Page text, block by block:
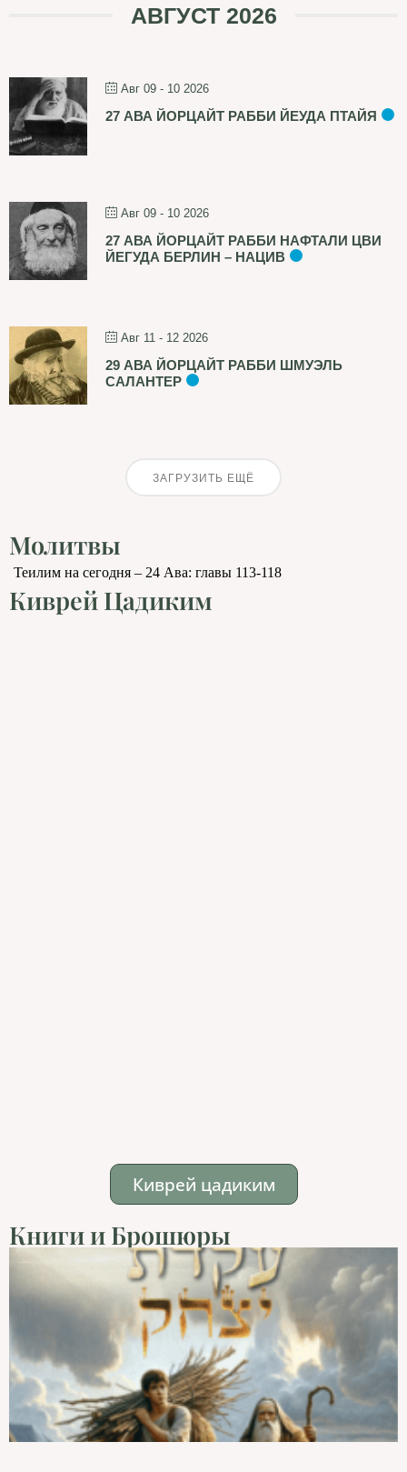
АВГУСТ 2026
Авг 09 - 10 2026
27 АВА ЙОРЦАЙТ РАББИ ЙЕУДА ПТАЙЯ
Авг 09 - 10 2026
27 АВА ЙОРЦАЙТ РАББИ НАФТАЛИ ЦВИ
ЙЕГУДА БЕРЛИН – НАЦИВ
Авг 11 - 12 2026
29 АВА ЙОРЦАЙТ РАББИ ШМУЭЛЬ
САЛАНТЕР
ЗАГРУЗИТЬ ЕЩЁ
Молитвы
Теилим на сегодня – 24 Ава: главы 113-118
Киврей Цадиким
Киврей цадиким
Книги и Брошюры